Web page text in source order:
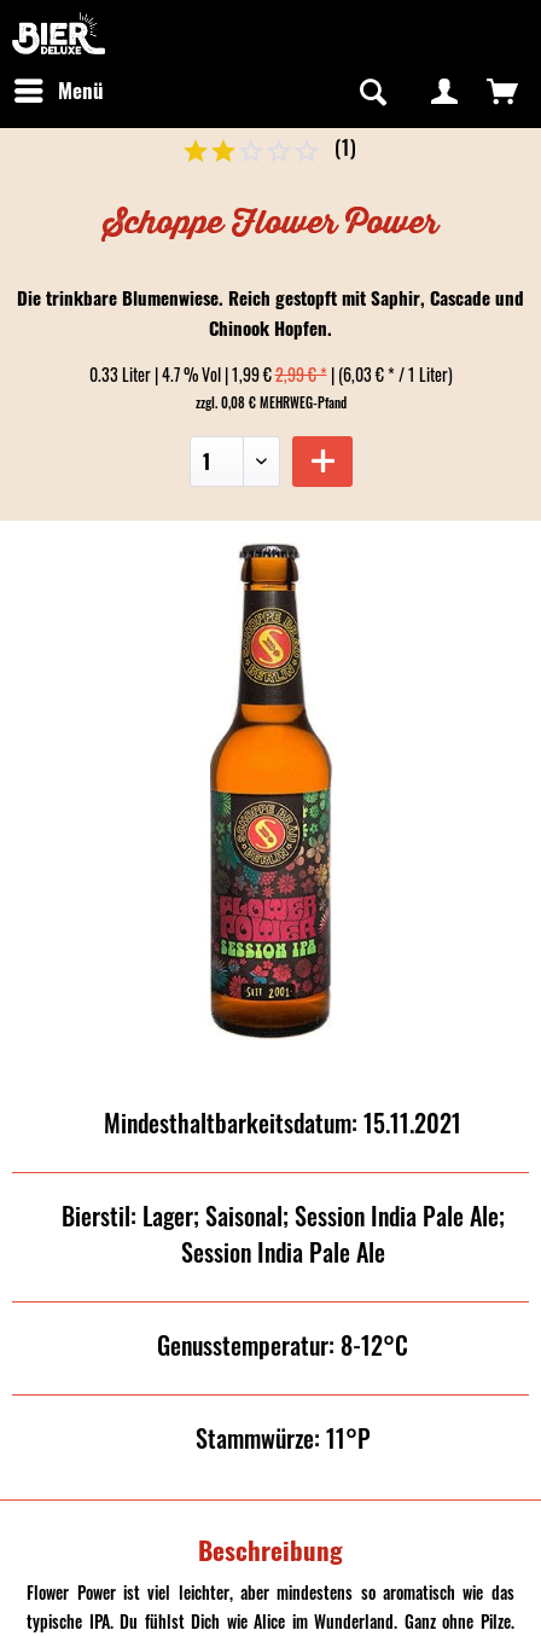
Kostenfreier Versand in Deutschland
Menü
(1)
Schoppe Flower Power
Die trinkbare Blumenwiese. Reich gestopft mit Saphir, Cascade und
Chinook Hopfen.
0.33 Liter | 4.7 % Vol | 1,99 €2,99 € *| (6,03 € * / 1 Liter)
zzgl. 0,08 € MEHRWEG-Pfand
Mindesthaltbarkeitsdatum: 15.11.2021
Bierstil: Lager; Saisonal; Session India Pale Ale;
Session India Pale Ale
Genusstemperatur: 8-12°C
Stammwürze: 11°P
Beschreibung
Flower Power ist viel leichter, aber mindestens so aromatisch wie das
typische IPA. Du fühlst Dich wie Alice im Wunderland. Ganz ohne Pilze.